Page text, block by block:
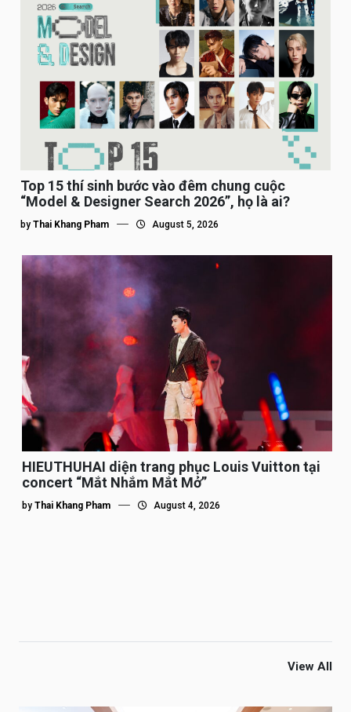
Top 15 thí sinh bước vào đêm chung cuộc
“Model & Designer Search 2026”, họ là ai?
by Thai Khang Pham August 5, 2026
HIEUTHUHAI diện trang phục Louis Vuitton tại
concert “Mắt Nhắm Mắt Mở”
by Thai Khang Pham August 4, 2026
View All